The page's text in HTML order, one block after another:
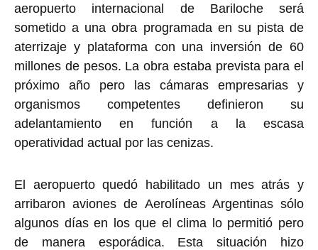
aeropuerto internacional de Bariloche será
sometido a una obra programada en su pista de
aterrizaje y plataforma con una inversión de 60
millones de pesos. La obra estaba prevista para el
próximo año pero las cámaras empresarias y
organismos competentes definieron su
adelantamiento en función a la escasa
operatividad actual por las cenizas.
El aeropuerto quedó habilitado un mes atrás y
arribaron aviones de Aerolíneas Argentinas sólo
algunos días en los que el clima lo permitió pero
de manera esporádica. Esta situación hizo